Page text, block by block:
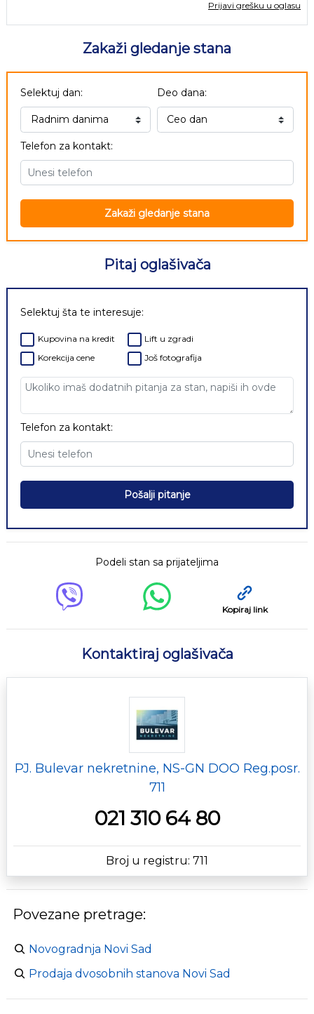
Prijavi grešku u oglasu
Zakaži gledanje stana
Selektuj dan: Deo dana:
Telefon za kontakt:
Zakaži gledanje stana
Pitaj oglašivača
Selektuj šta te interesuje:
Kupovina na kredit
Korekcija cene
Lift u zgradi
Još fotografija
Telefon za kontakt:
Pošalji pitanje
Podeli stan sa prijateljima
Kopiraj link
Kontaktiraj oglašivača
PJ. Bulevar nekretnine, NS-GN DOO Reg.posr.
711
021 310 64 80
Broj u registru: 711
Povezane pretrage:
Novogradnja Novi Sad
Prodaja dvosobnih stanova Novi Sad